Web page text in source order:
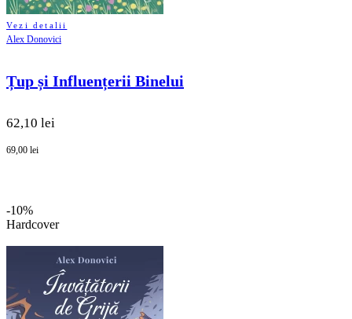
Vezi detalii
Alex Donovici
Țup și Influențerii Binelui
62,10 lei
69,00 lei
-10%
Hardcover